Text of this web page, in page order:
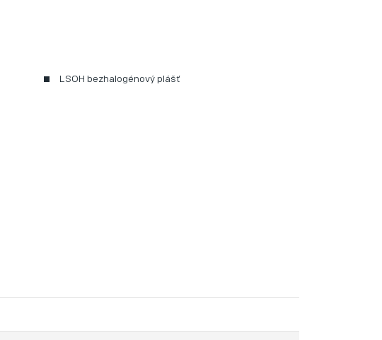
LSOH bezhalogénový plášť